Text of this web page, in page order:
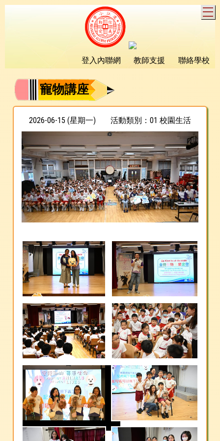
登入內聯網 教師支援 聯絡學校
寵物講座
2026-06-15 (星期一) 活動類別：01 校園生活